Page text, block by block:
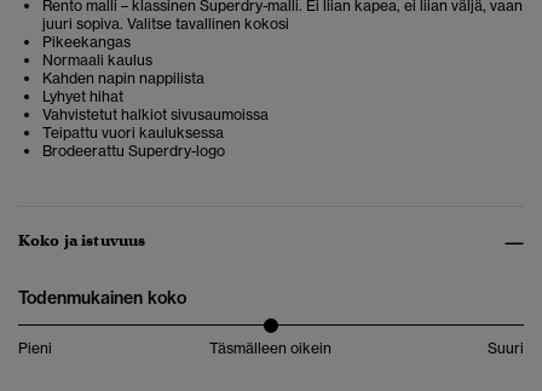
Rento malli – klassinen Superdry-malli. Ei liian kapea, ei liian väljä, vaan
juuri sopiva. Valitse tavallinen kokosi
Pikeekangas
Normaali kaulus
Kahden napin nappilista
Lyhyet hihat
Vahvistetut halkiot sivusaumoissa
Teipattu vuori kauluksessa
Brodeerattu Superdry-logo
Koko ja istuvuus
Todenmukainen koko
Pieni Täsmälleen oikein Suuri